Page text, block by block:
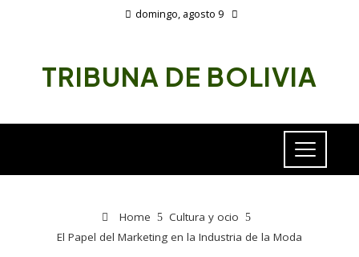
domingo, agosto 9
TRIBUNA DE BOLIVIA
Home
Cultura y ocio
El Papel del Marketing en la Industria de la Moda